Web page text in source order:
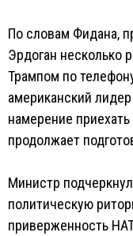
По словам Фидана,
Эрдоган несколько
Трампом по
американский
намерение
продолжает
Министр
политическую
приверженность